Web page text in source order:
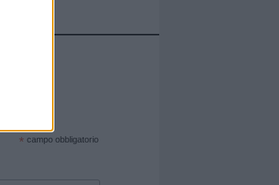
* campo obbligatorio